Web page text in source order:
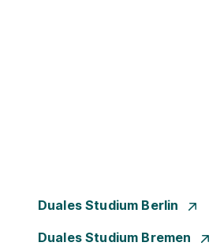
Duales Studium Berlin
Duales Studium Bremen